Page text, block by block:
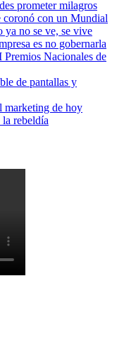
prometer milagros
con un Mundial
ya no se ve, se vive
es no gobernarla
Nacionales de
de pantallas y
marketing de hoy
rebeldía